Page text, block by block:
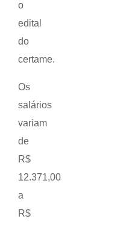
o
edital
do
certame.
Os
salários
variam
de
R$
12.371,00
a
R$